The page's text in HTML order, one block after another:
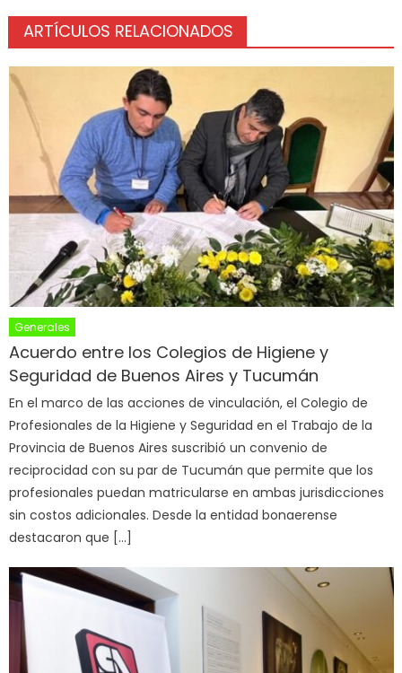
ARTÍCULOS RELACIONADOS
Generales
Acuerdo entre los Colegios de Higiene y
Seguridad de Buenos Aires y Tucumán
En el marco de las acciones de vinculación, el Colegio de
Profesionales de la Higiene y Seguridad en el Trabajo de la
Provincia de Buenos Aires suscribió un convenio de
reciprocidad con su par de Tucumán que permite que los
profesionales puedan matricularse en ambas jurisdicciones
sin costos adicionales. Desde la entidad bonaerense
destacaron que […]